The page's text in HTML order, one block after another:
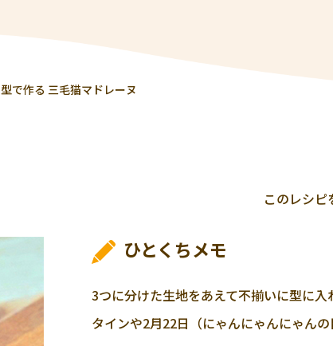
で作る 三毛猫マドレーヌ
このレシピ
ひとくちメモ
3つに分けた生地をあえて不揃いに型に
タインや2月22日（にゃんにゃんにゃん